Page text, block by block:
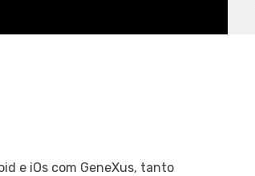
e iOs com GeneXus, tanto